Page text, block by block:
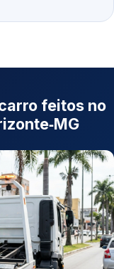
feitos no